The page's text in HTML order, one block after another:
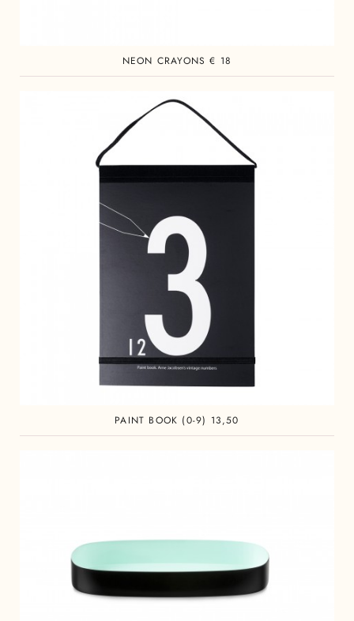
NEON CRAYONS € 18
PAINT BOOK (0-9) 13,50